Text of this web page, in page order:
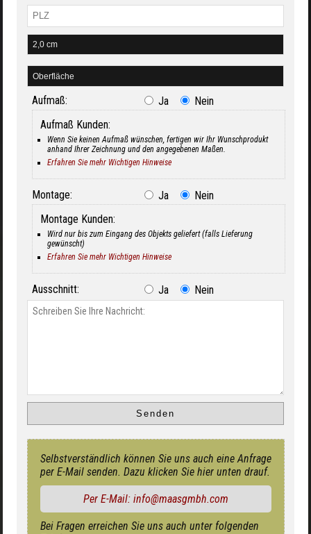
Aufmaß: Ja
Nein
Aufmaß Kunden:
Wenn Sie keinen Aufmaß wünschen, fertigen wir Ihr Wunschprodukt
anhand Ihrer Zeichnung und den angegebenen Maßen.
Erfahren Sie mehr Wichtigen Hinweise
Montage: Ja
Nein
Montage Kunden:
Wird nur bis zum Eingang des Objekts geliefert (falls Lieferung
gewünscht)
Erfahren Sie mehr Wichtigen Hinweise
Ausschnitt: Ja Nein
Selbstverständlich können Sie uns auch eine Anfrage
per E-Mail senden. Dazu klicken Sie hier unten drauf.
Per E-Mail: info@maasgmbh.com
Bei Fragen erreichen Sie uns auch unter folgenden